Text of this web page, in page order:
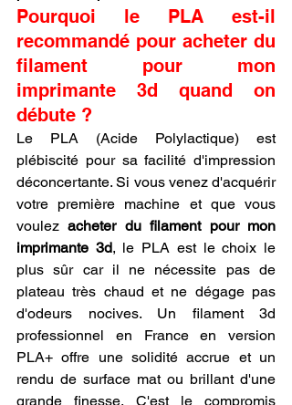
Pourquoi le PLA est-il
recommandé pour acheter du
filament pour mon
imprimante 3d quand on
débute ?
Le PLA (Acide Polylactique) est
plébiscité pour sa facilité d'impression
déconcertante. Si vous venez d'acquérir
votre première machine et que vous
voulez acheter du filament pour mon
imprimante 3d, le PLA est le choix le
plus sûr car il ne nécessite pas de
plateau très chaud et ne dégage pas
d'odeurs nocives. Un filament 3d
professionnel en France en version
PLA+ offre une solidité accrue et un
rendu de surface mat ou brillant d'une
grande finesse. C'est le compromis